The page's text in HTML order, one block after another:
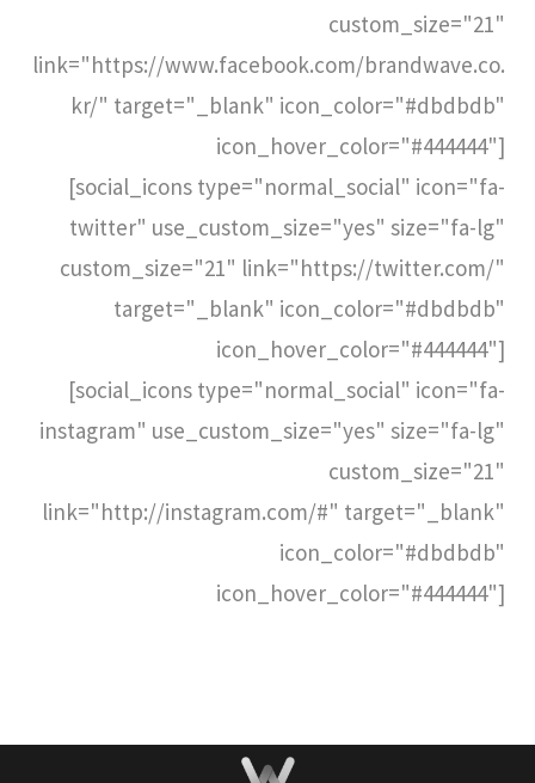
custom_size="21"
link="https://www.facebook.com/brandwave.co.
kr/" target="_blank" icon_color="#dbdbdb"
icon_hover_color="#444444"]
[social_icons type="normal_social" icon="fa-
twitter" use_custom_size="yes" size="fa-lg"
custom_size="21" link="https://twitter.com/"
target="_blank" icon_color="#dbdbdb"
icon_hover_color="#444444"]
[social_icons type="normal_social" icon="fa-
instagram" use_custom_size="yes" size="fa-lg"
custom_size="21"
link="http://instagram.com/#" target="_blank"
icon_color="#dbdbdb"
icon_hover_color="#444444"]